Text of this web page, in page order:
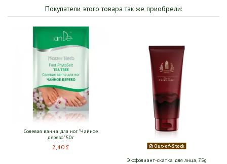
Покупатели этого товара так же приобрели:
Солевая ванна для ног "Чайное
дерево" 50г
2,40 £ Out-of-Stock
Эксфолиант-скатка для лица, 75g